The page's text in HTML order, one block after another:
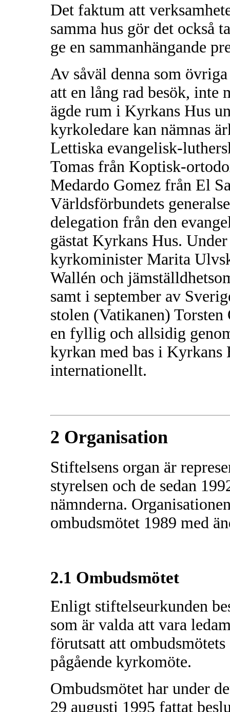
Det faktum att
samma hus gör det också
ge en sammanhängande
Av såväl denna som
att en lång rad besök, inte
ägde rum i Kyrkans Hus
kyrkoledare kan nämnas
Lettiska evangelisk-
Tomas från Koptisk-
Medardo Gomez från El
Världsförbundets
delegation från den
gästat Kyrkans Hus.
kyrkominister Marita
Wallén och
samt i september av
stolen (Vatikanen)
en fyllig och allsidig
kyrkan med bas i Kyrkans
internationellt.
2 Organisation
Stiftelsens organ är
styrelsen och de sedan
nämnderna.
ombudsmötet 1989 med
2.1 Ombudsmötet
Enligt stiftelseurkunden
som är valda att vara
förutsatt att
pågående kyrkomöte.
Ombudsmötet har under
29 augusti 1995 fattat